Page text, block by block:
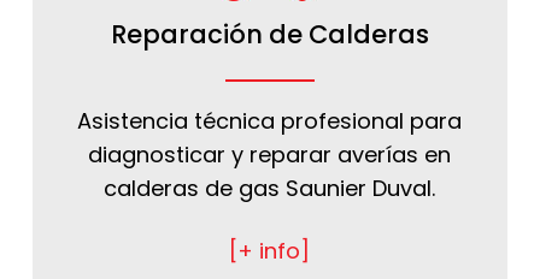
Reparación de Calderas
Asistencia técnica profesional para
diagnosticar y reparar averías en
calderas de gas Saunier Duval.
[+ info]